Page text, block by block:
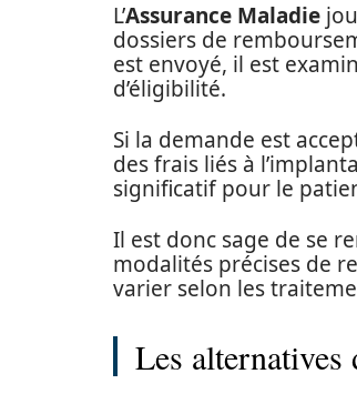
L’Assurance Maladie
dossiers de
est envoyé, il est
d’éligibilité.
Si la demande est
des frais liés à
significatif pour le
Il est donc sage de se
modalités précises de
varier selon les
Les alternatives